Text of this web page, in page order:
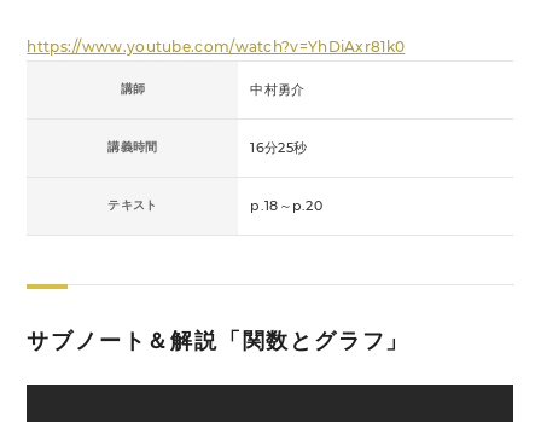
https://www.youtube.com/watch?v=YhDiAxr81k0
講師 中村勇介
講義時間 16分25秒
テキスト p.18～p.20
サブノート＆解説「関数とグラフ」